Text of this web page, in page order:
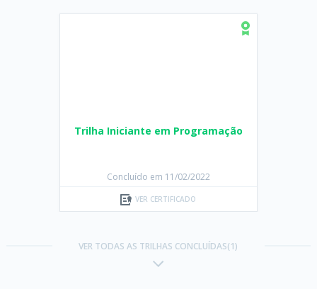
Trilha Iniciante em Programação
Concluído em 11/02/2022
VER CERTIFICADO
VER TODAS AS TRILHAS CONCLUÍDAS(1)